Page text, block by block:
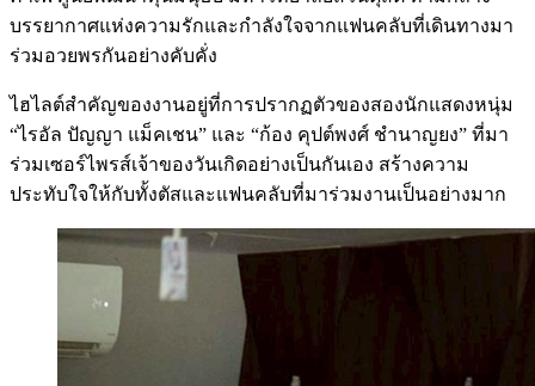
บรรยากาศแห่งความรักและกำลังใจจากแฟนคลับที่เดินทางมา
ร่วมอวยพรกันอย่างคับคั่ง
ไฮไลต์สำคัญของงานอยู่ที่การปรากฏตัวของสองนักแสดงหนุ่ม
“ไรอัล ปัญญา แม็คเชน” และ “ก้อง คุปต์พงศ์ ชำนาญยง” ที่มา
ร่วมเซอร์ไพรส์เจ้าของวันเกิดอย่างเป็นกันเอง สร้างความ
ประทับใจให้กับทั้งตัสและแฟนคลับที่มาร่วมงานเป็นอย่างมาก